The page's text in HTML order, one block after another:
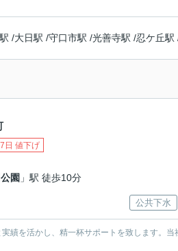
/大日駅 /守口市駅 /光善寺駅 /忍ケ丘駅
日 値下げ
園 」駅 徒歩10分
公共下水
績を活かし、精一杯サポートを致します。